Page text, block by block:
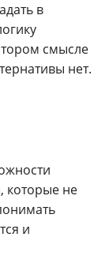
в
смысле
нет.
которые не
и